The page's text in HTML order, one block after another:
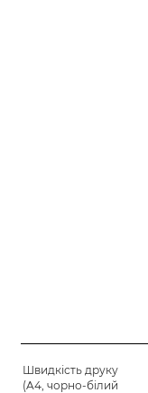
Швидкість друку
(A4, чорно-білий